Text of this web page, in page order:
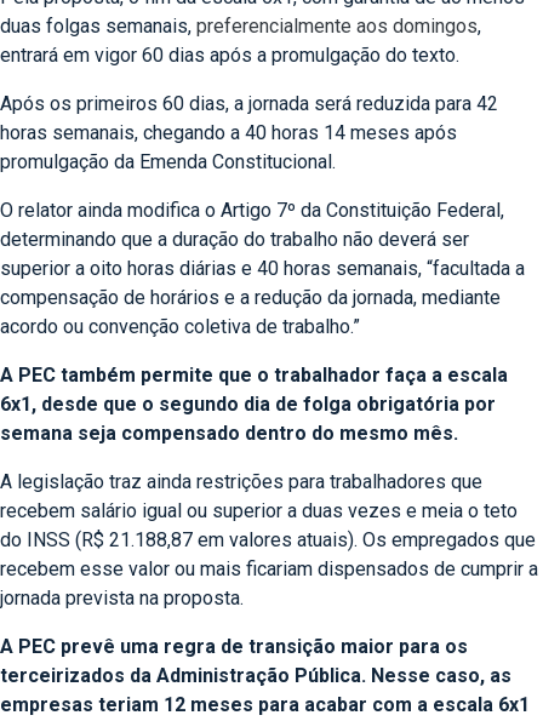
duas folgas semanais, preferencialmente aos domingos,
entrará em vigor 60 dias após a promulgação do texto.
Após os primeiros 60 dias, a jornada será reduzida para 42
horas semanais, chegando a 40 horas 14 meses após
promulgação da Emenda Constitucional.
O relator ainda modifica o Artigo 7º da Constituição Federal,
determinando que a duração do trabalho não deverá ser
superior a oito horas diárias e 40 horas semanais, “facultada a
compensação de horários e a redução da jornada, mediante
acordo ou convenção coletiva de trabalho.”
A PEC também permite que o trabalhador faça a escala
6x1, desde que o segundo dia de folga obrigatória por
semana seja compensado dentro do mesmo mês.
A legislação traz ainda restrições para trabalhadores que
recebem salário igual ou superior a duas vezes e meia o teto
do INSS (R$ 21.188,87 em valores atuais). Os empregados que
recebem esse valor ou mais ficariam dispensados de cumprir a
jornada prevista na proposta.
A PEC prevê uma regra de transição maior para os
terceirizados da Administração Pública. Nesse caso, as
empresas teriam 12 meses para acabar com a escala 6x1